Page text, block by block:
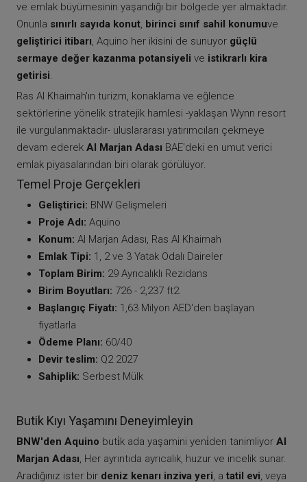
ve emlak büyümesinin yaşandığı bir bölgede yer almaktadır.
Onunla sınırlı sayıda konut, birinci sınıf sahil konumuve
geliştirici itibarı, Aquino her ikisini de sunuyor güçlü
sermaye değer kazanma potansiyeli ve istikrarlı kira
getirisi.
Ras Al Khaimah'ın turizm, konaklama ve eğlence
sektörlerine yönelik stratejik hamlesi -yaklaşan Wynn resort
ile vurgulanmaktadır- uluslararası yatırımcıları çekmeye
devam ederek Al Marjan Adası BAE'deki en umut verici
emlak piyasalarından biri olarak görülüyor.
Temel Proje Gerçekleri
Geliştirici: BNW Gelişmeleri
Proje Adı: Aquino
Konum: Al Marjan Adası, Ras Al Khaimah
Emlak Tipi: 1, 2 ve 3 Yatak Odalı Daireler
Toplam Birim: 29 Ayrıcalıklı Rezidans
Birim Boyutları: 726 - 2,237 ft2.
Başlangıç Fiyatı: 1,63 Milyon AED'den başlayan
fiyatlarla
Ödeme Planı: 60/40
Devir teslim: Q2 2027
Sahiplik: Serbest Mülk
Butik Kıyı Yaşamını Deneyimleyin
BNW'den Aquino buti̇k ada yaşamini yeni̇den tanimliyor Al
Marjan Adası, Her ayrıntıda ayrıcalık, huzur ve incelik sunar.
Aradığınız ister bir deniz kenarı inziva yeri, a tatil evi, veya